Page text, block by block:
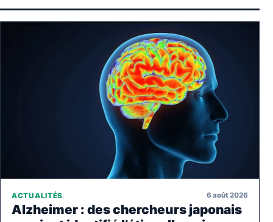
ACTUALITÉS 6 août 2026
Alzheimer : des chercheurs japonais